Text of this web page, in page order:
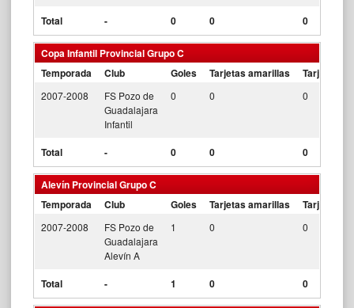
Total - 0 0 0
Copa Infantil Provincial Grupo C
Temporada
Club Goles Tarjetas amarillas Tarjetas
2007-2008
FS Pozo de
Guadalajara
Infantil
0 0 0
Total - 0 0 0
Alevín Provincial Grupo C
Temporada
Club Goles Tarjetas amarillas Tarjetas
2007-2008
FS Pozo de
Guadalajara
Alevín A
1 0 0
Total - 1 0 0